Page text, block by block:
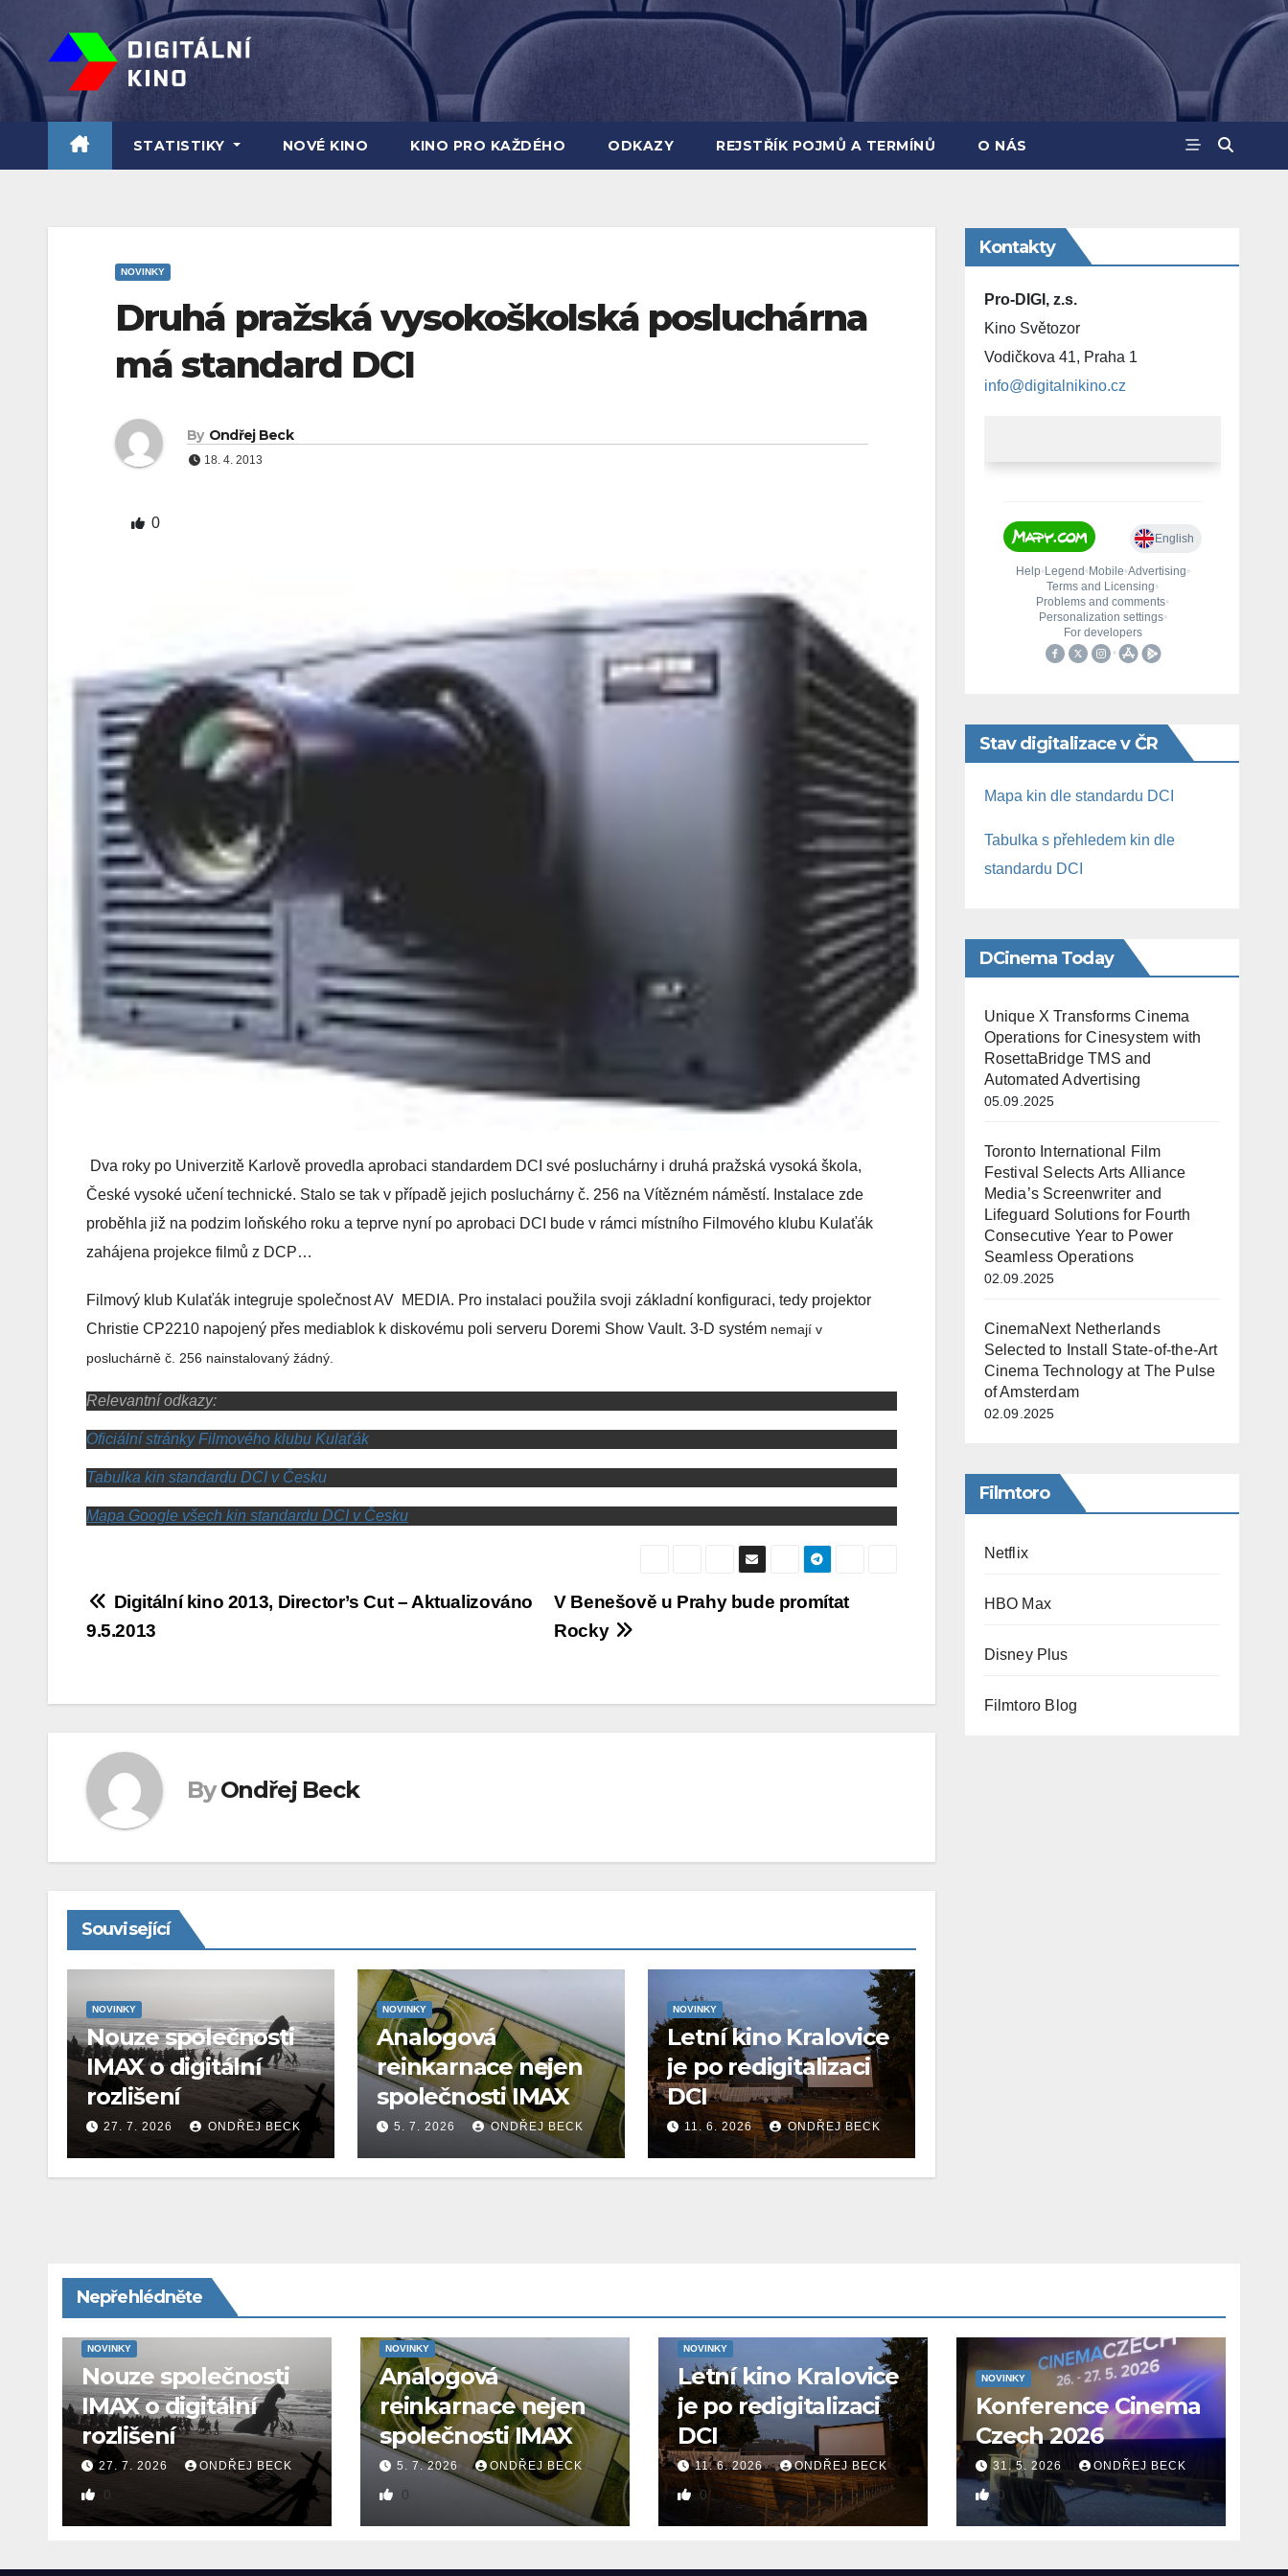
to
content
STATISTIKY NOVÉ KINO KINO PRO KAŽDÉHO ODKAZY REJSTŘÍK POJMŮ A TERMÍNŮ O NÁS
NOVINKY
Druhá pražská vysokoškolská posluchárna
má standard DCI
By Ondřej Beck
18. 4. 2013
0
Dva roky po Univerzitě Karlově provedla aprobaci standardem DCI své posluchárny i druhá pražská vysoká škola,
České vysoké učení technické. Stalo se tak v případě jejich posluchárny č. 256 na Vítězném náměstí. Instalace zde
proběhla již na podzim loňského roku a teprve nyní po aprobaci DCI bude v rámci místního Filmového klubu Kulaťák
zahájena projekce filmů z DCP…
Filmový klub Kulaťák integruje společnost AV MEDIA. Pro instalaci použila svoji základní konfiguraci, tedy projektor
Christie CP2210 napojený přes mediablok k diskovému poli serveru Doremi Show Vault. 3-D systém nemají v
posluchárně č. 256 nainstalovaný žádný.
Relevantní odkazy:
Oficiální stránky Filmového klubu Kulaťák
Tabulka kin standardu DCI v Česku
Mapa Google všech kin standardu DCI v Česku
Navigace
pro
V Benešově u Prahy bude promítat
Rocky
Digitální kino 2013, Director’s Cut – Aktualizováno
9.5.2013
By Ondřej Beck
Související
NOVINKY
Nouze společnosti
IMAX o digitální
rozlišení
27. 7. 2026 ONDŘEJ BECK
NOVINKY
Analogová
reinkarnace nejen
společnosti IMAX
5. 7. 2026 ONDŘEJ BECK
NOVINKY
Letní kino Kralovice
je po redigitalizaci
DCI
11. 6. 2026 ONDŘEJ BECK
Kontakty
Pro-DIGI, z.s.
Kino Světozor
Vodičkova 41, Praha 1
info@digitalnikino.cz
Stav digitalizace v ČR
Mapa kin dle standardu DCI
Tabulka s přehledem kin dle
standardu DCI
DCinema Today
Unique X Transforms Cinema
Operations for Cinesystem with
RosettaBridge TMS and
Automated Advertising
05.09.2025
Toronto International Film
Festival Selects Arts Alliance
Media’s Screenwriter and
Lifeguard Solutions for Fourth
Consecutive Year to Power
Seamless Operations
02.09.2025
CinemaNext Netherlands
Selected to Install State-of-the-Art
Cinema Technology at The Pulse
of Amsterdam
02.09.2025
Filmtoro
Netflix
HBO Max
Disney Plus
Filmtoro Blog
Nepřehlédněte
NOVINKY
Nouze společnosti
IMAX o digitální
rozlišení
27. 7. 2026 ONDŘEJ BECK
0
NOVINKY
Analogová
reinkarnace nejen
společnosti IMAX
5. 7. 2026 ONDŘEJ BECK
0
NOVINKY
Letní kino Kralovice
je po redigitalizaci
DCI
11. 6. 2026 ONDŘEJ BECK
0
NOVINKY
Konference Cinema
Czech 2026
31. 5. 2026 ONDŘEJ BECK
0